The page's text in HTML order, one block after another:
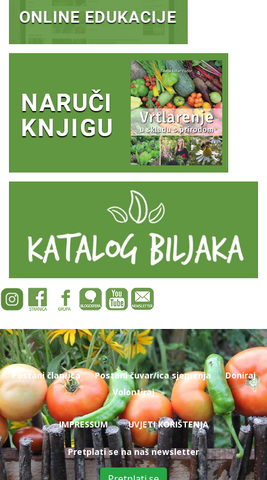
Postani član/ica Postani čuvar/ica sjemenja
Doniraj
Volontiraj
IMPRESSUM UVJETI KORIŠTENJA
Pretplati se na naš newsletter